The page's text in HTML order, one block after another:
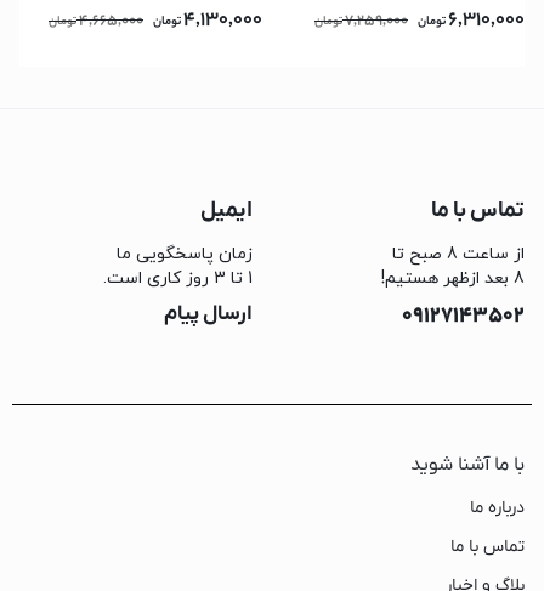
6,310,000تومان 7,259,000تومان 4,130,000تومان 4,665,000تومان
تماس با ما
از ساعت 8 صبح تا
8 بعد ازظهر هستیم!
09127143502
ایمیل
زمان پاسخگویی ما
1 تا 3 روز کاری است.
ارسال پیام
با ما آشنا شوید
درباره ما
تماس با ما
بلاگ و اخبار